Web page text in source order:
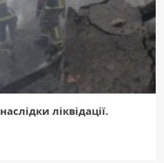
ліквідації.